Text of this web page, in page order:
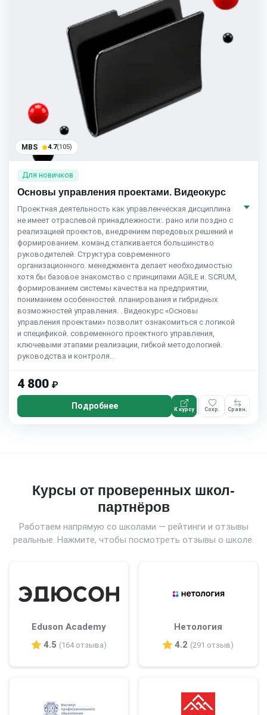
MBS 4.7(105)
Для новичков
Основы управления проектами. Видеокурс
Проектная деятельность как управленческая дисциплина
не имеет отраслевой принадлежности:. рано или поздно с
реализацией проектов, внедрением передовых решений и
формированием. команд сталкивается большинство
руководителей. Структура современного
организационного. менеджмента делает необходимостью
хотя бы базовое знакомство с принципами AGILE и. SCRUM,
формированием системы качества на предприятии,
пониманием особенностей. планирования и гибридных
возможностей управления. . Видеокурс «Основы
управления проектами» позволит ознакомиться с логикой
и спецификой. современного проектного управления,
ключевыми этапами реализации, гибкой методологией.
руководства и контроля. .
4 800 ₽
Подробнее К курсу Сохр. Сравн.
Курсы от проверенных школ-
партнёров
Работаем напрямую со школами — рейтинги и отзывы
реальные. Нажмите, чтобы посмотреть отзывы о школе.
Eduson Academy
4.5 (164 отзыва)
Нетология
4.2 (291 отзыв)